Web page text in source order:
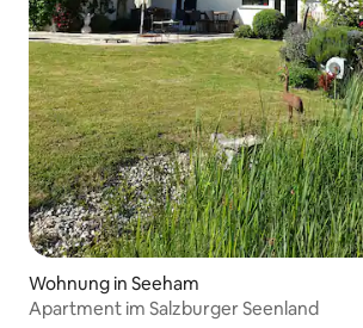
Wohnung in Seeham
Apartment im Salzburger Seenland